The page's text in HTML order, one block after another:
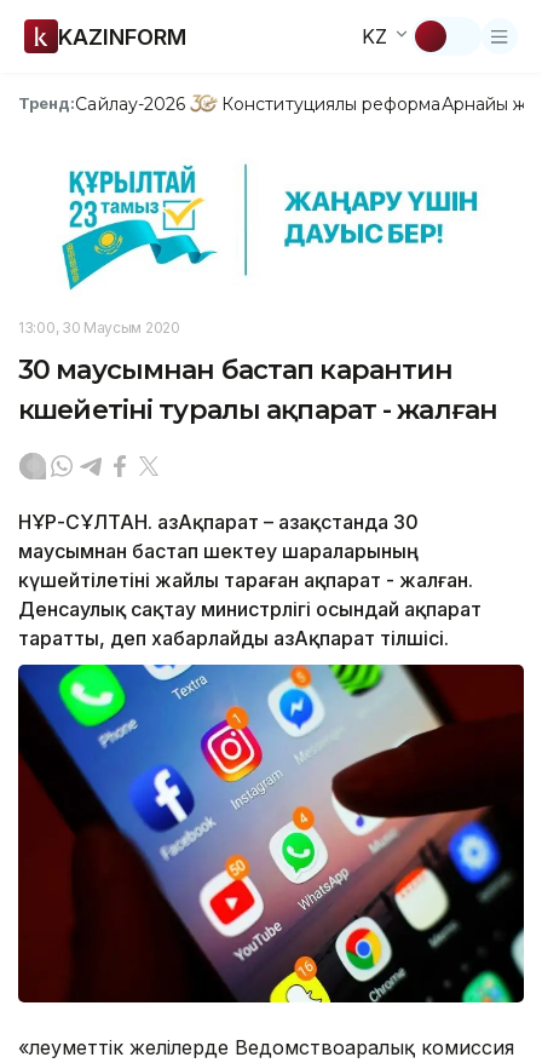
KAZINFORM KZ
Тренд:Сайлау-2026 Конституциялық реформаАрнайы
13:00, 30 Маусым 2020
30 маусымнан бастап карантин
күшейетіні туралы ақпарат - жалған
НҰР-СҰЛТАН. ҚазАқпарат – Қазақстанда 30
маусымнан бастап шектеу шараларының
күшейтілетіні жайлы тараған ақпарат - жалған.
Денсаулық сақтау министрлігі осындай ақпарат
таратты, деп хабарлайды ҚазАқпарат тілшісі.
«Әлеуметтік желілерде Ведомствоаралық комиссия